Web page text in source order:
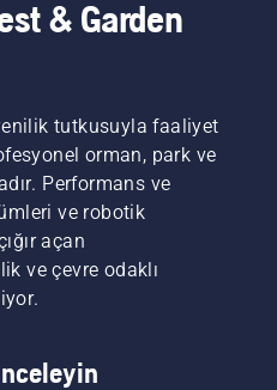
gücü ve
& Garden
tutkusuyla faaliyet
orman, park ve
Performans ve
ve robotik
açan
ve çevre odaklı